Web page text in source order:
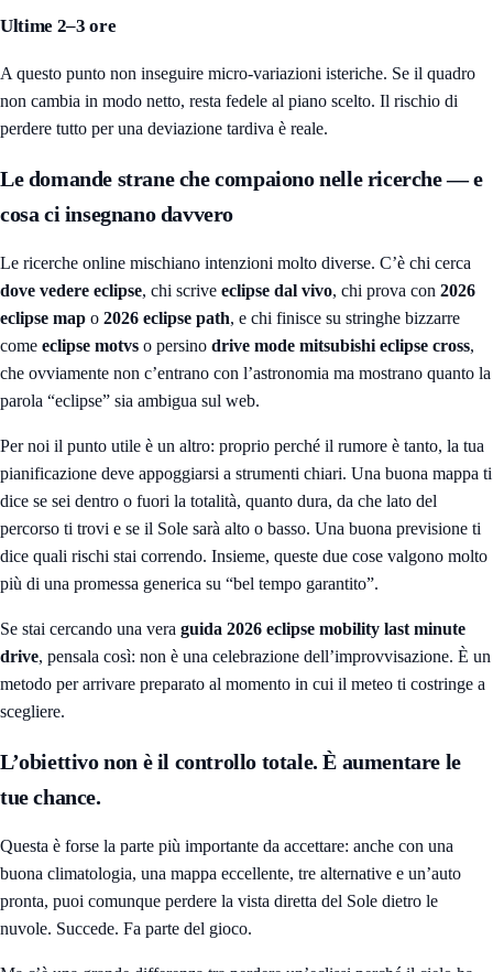
Ultime 2–3 ore
A questo punto non inseguire micro-variazioni isteriche. Se il quadro
non cambia in modo netto, resta fedele al piano scelto. Il rischio di
perdere tutto per una deviazione tardiva è reale.
Le domande strane che compaiono nelle ricerche — e
cosa ci insegnano davvero
Le ricerche online mischiano intenzioni molto diverse. C’è chi cerca
dove vedere eclipse, chi scrive eclipse dal vivo, chi prova con 2026
eclipse map o 2026 eclipse path, e chi finisce su stringhe bizzarre
come eclipse motvs o persino drive mode mitsubishi eclipse cross,
che ovviamente non c’entrano con l’astronomia ma mostrano quanto la
parola “eclipse” sia ambigua sul web.
Per noi il punto utile è un altro: proprio perché il rumore è tanto, la tua
pianificazione deve appoggiarsi a strumenti chiari. Una buona mappa ti
dice se sei dentro o fuori la totalità, quanto dura, da che lato del
percorso ti trovi e se il Sole sarà alto o basso. Una buona previsione ti
dice quali rischi stai correndo. Insieme, queste due cose valgono molto
più di una promessa generica su “bel tempo garantito”.
Se stai cercando una vera guida 2026 eclipse mobility last minute
drive, pensala così: non è una celebrazione dell’improvvisazione. È un
metodo per arrivare preparato al momento in cui il meteo ti costringe a
scegliere.
L’obiettivo non è il controllo totale. È aumentare le
tue chance.
Questa è forse la parte più importante da accettare: anche con una
buona climatologia, una mappa eccellente, tre alternative e un’auto
pronta, puoi comunque perdere la vista diretta del Sole dietro le
nuvole. Succede. Fa parte del gioco.